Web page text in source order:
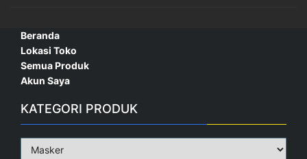
Beranda
Lokasi Toko
Semua Produk
Akun Saya
KATEGORI PRODUK